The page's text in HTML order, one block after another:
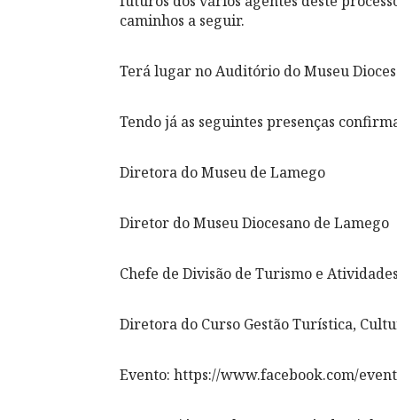
caminhos a seguir.
Terá lugar no Auditório do Museu
Tendo já as seguintes presenças
Diretora do Museu de Lamego
Diretor do Museu Diocesano de Lamego
Chefe de Divisão de Turismo e
Diretora do Curso Gestão Turística,
Evento: https://www.facebook.com/